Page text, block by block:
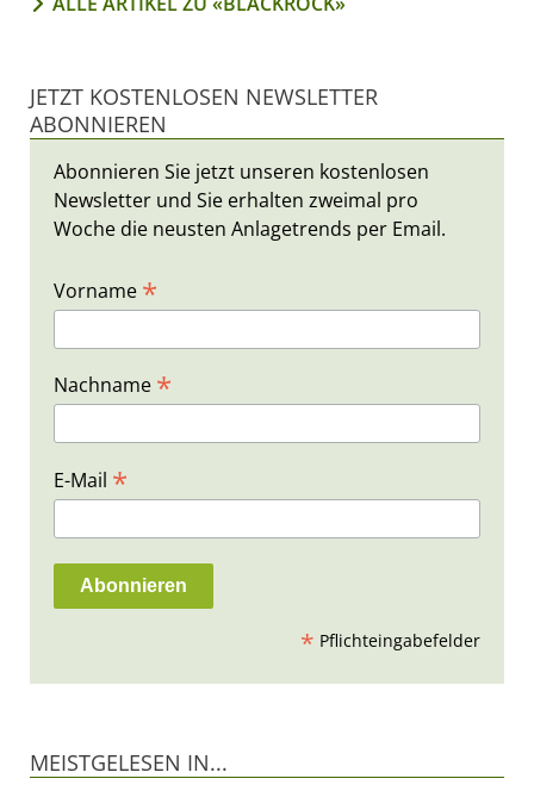
JETZT KOSTENLOSEN NEWSLETTER
ABONNIEREN
Abonnieren Sie jetzt unseren kostenlosen
Newsletter und Sie erhalten zweimal pro
Woche die neusten Anlagetrends per Email.
Vorname *
Nachname *
E-Mail *
* Pflichteingabefelder
MEISTGELESEN IN...